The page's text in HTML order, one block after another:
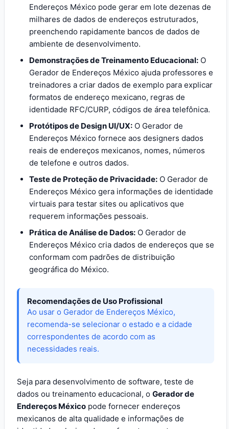
Endereços México pode gerar em lote dezenas de
milhares de dados de endereços estruturados,
preenchendo rapidamente bancos de dados de
ambiente de desenvolvimento.
Demonstrações de Treinamento Educacional: O
Gerador de Endereços México ajuda professores e
treinadores a criar dados de exemplo para explicar
formatos de endereço mexicano, regras de
identidade RFC/CURP, códigos de área telefônica.
Protótipos de Design UI/UX: O Gerador de
Endereços México fornece aos designers dados
reais de endereços mexicanos, nomes, números
de telefone e outros dados.
Teste de Proteção de Privacidade: O Gerador de
Endereços México gera informações de identidade
virtuais para testar sites ou aplicativos que
requerem informações pessoais.
Prática de Análise de Dados: O Gerador de
Endereços México cria dados de endereços que se
conformam com padrões de distribuição
geográfica do México.
Recomendações de Uso Profissional
Ao usar o Gerador de Endereços México,
recomenda-se selecionar o estado e a cidade
correspondentes de acordo com as
necessidades reais.
Seja para desenvolvimento de software, teste de
dados ou treinamento educacional, o Gerador de
Endereços México pode fornecer endereços
mexicanos de alta qualidade e informações de